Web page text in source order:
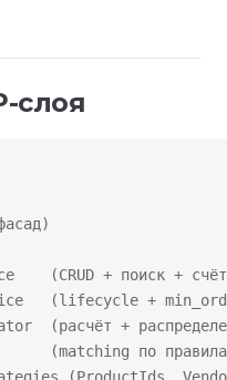
слоя
(CRUD + поиск +
(lifecycle +
(расчёт +
(matching по